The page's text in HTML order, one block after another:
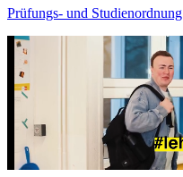
Prüfungs- und Studienordnung